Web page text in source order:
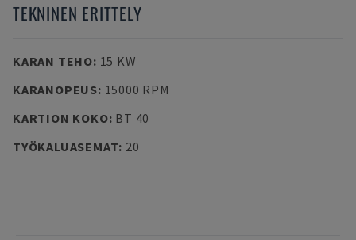
TEKNINEN ERITTELY
KARAN TEHO: 15 KW
KARANOPEUS: 15000 RPM
KARTION KOKO: BT 40
TYÖKALUASEMAT: 20